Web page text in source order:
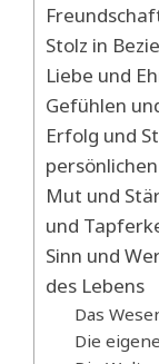
Stolz in
Liebe und
Gefühlen
Erfolg und
Mut und
und
Sinn und
des Lebens
Das
Die